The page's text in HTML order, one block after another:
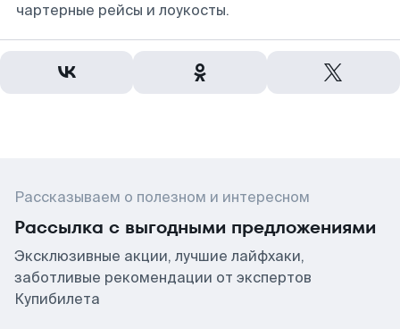
чартерные рейсы и лоукосты.
Рассказываем о полезном и интересном
Рассылка с выгодными предложениями
Эксклюзивные акции, лучшие лайфхаки,
заботливые рекомендации от экспертов
Купибилета